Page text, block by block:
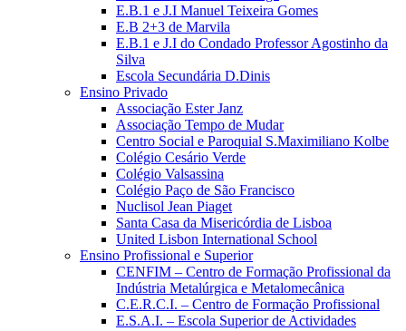
E.B.1 e J.I Manuel Teixeira Gomes
E.B 2+3 de Marvila
E.B.1 e J.I do Condado Professor Agostinho da
Silva
Escola Secundária D.Dinis
Ensino Privado
Associação Ester Janz
Associação Tempo de Mudar
Centro Social e Paroquial S.Maximiliano Kolbe
Colégio Cesário Verde
Colégio Valsassina
Colégio Paço de São Francisco
Nuclisol Jean Piaget
Santa Casa da Misericórdia de Lisboa
United Lisbon International School
Ensino Profissional e Superior
CENFIM – Centro de Formação Profissional da
Indústria Metalúrgica e Metalomecânica
C.E.R.C.I. – Centro de Formação Profissional
E.S.A.I. – Escola Superior de Actividades